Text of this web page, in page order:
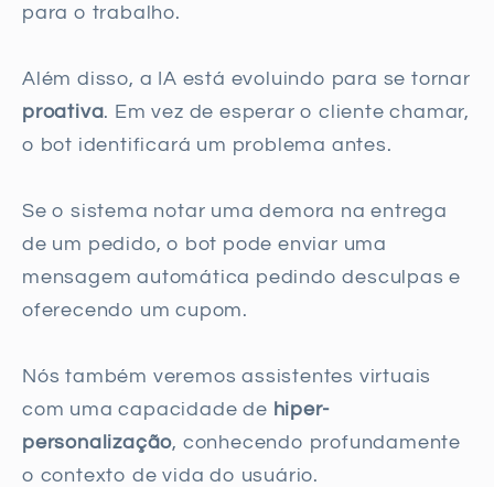
para o trabalho.
Além disso, a IA está evoluindo para se tornar
proativa. Em vez de esperar o cliente chamar,
o bot identificará um problema antes.
Se o sistema notar uma demora na entrega
de um pedido, o bot pode enviar uma
mensagem automática pedindo desculpas e
oferecendo um cupom.
Nós também veremos assistentes virtuais
com uma capacidade de hiper-
personalização, conhecendo profundamente
o contexto de vida do usuário.